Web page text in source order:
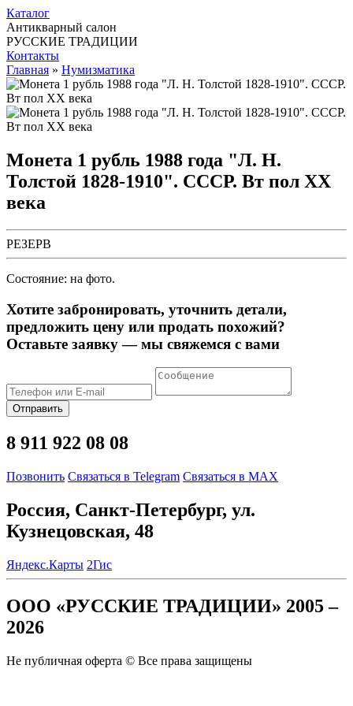
Каталог
Антикварный салон
РУССКИЕ ТРАДИЦИИ
Контакты
Главная » Нумизматика
Монета 1 рубль 1988 года "Л. Н.
Толстой 1828-1910". СССР. Вт пол ХХ
века
РЕЗЕРВ
Состояние: на фото.
Хотите забронировать, уточнить детали,
предложить цену или продать похожий?
Оставьте заявку — мы свяжемся с вами
Отправить
8 911 922 08 08
Позвонить Связаться в Telegram Связаться в MAX
Россия, Санкт-Петербург, ул.
Кузнецовская, 48
Яндекс.Карты 2Гис
ООО «РУССКИЕ ТРАДИЦИИ» 2005 –
2026
Не публичная оферта © Все права защищены